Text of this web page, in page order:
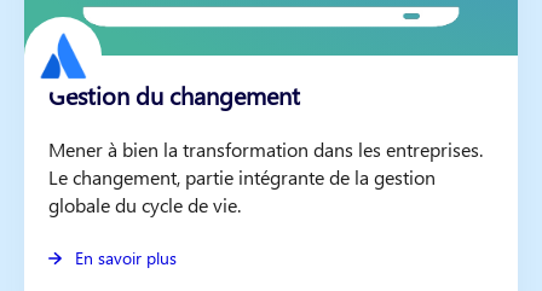
Gestion du changement
Mener à bien la transformation dans les entreprises.
Le changement, partie intégrante de la gestion
globale du cycle de vie.
En savoir plus